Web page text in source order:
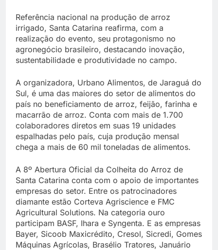
Referência nacional na produção de arroz
irrigado, Santa Catarina reafirma, com a
realização do evento, seu protagonismo no
agronegócio brasileiro, destacando inovação,
sustentabilidade e produtividade no campo.
A organizadora, Urbano Alimentos, de Jaraguá do
Sul, é uma das maiores do setor de alimentos do
país no beneficiamento de arroz, feijão, farinha e
macarrão de arroz. Conta com mais de 1.700
colaboradores diretos em suas 19 unidades
espalhadas pelo país, cuja produção mensal
chega a mais de 60 mil toneladas de alimentos.
A 8º Abertura Oficial da Colheita do Arroz de
Santa Catarina conta com o apoio de importantes
empresas do setor. Entre os patrocinadores
diamante estão Corteva Agriscience e FMC
Agricultural Solutions. Na categoria ouro
participam BASF, Ihara e Syngenta. E as empresas
Bayer, Sicoob Maxicrédito, Cresol, Sicredi, Gomes
Máquinas Agrícolas, Brasélio Tratores, Januário